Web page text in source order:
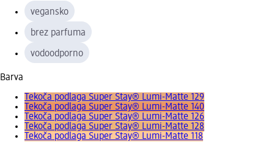
vegansko
brez parfuma
vodoodporno
Barva
Tekoča podlaga Super Stay® Lumi-Matte 129
Tekoča podlaga Super Stay® Lumi-Matte 140
Tekoča podlaga Super Stay® Lumi-Matte 126
Tekoča podlaga Super Stay® Lumi-Matte 128
Tekoča podlaga Super Stay® Lumi-Matte 118